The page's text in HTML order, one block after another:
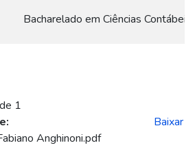
Bacharelado em Ciências Contábeis
1
Anghinoni.pdf
Baixar